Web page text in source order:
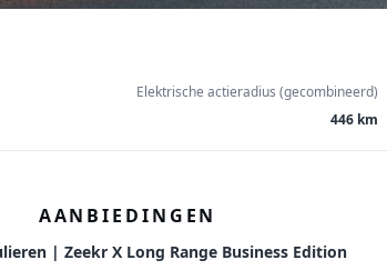
Elektrische actieradius (gecombineerd)
446 km
AANBIEDINGEN
| Zeekr X Long Range Business Edition